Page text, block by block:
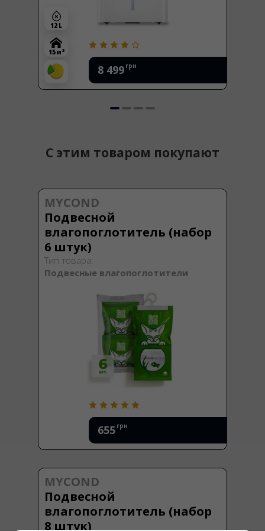
8 499 грн
12 L
15 м 2
С этим товаром покупают
MYCOND
Подвесной
влагопоглотитель (набор
6 штук)
Тип товара:
Подвесные влагопоглотители
655 грн
MYCOND
Подвесной
влагопоглотитель (набор
8 штук)